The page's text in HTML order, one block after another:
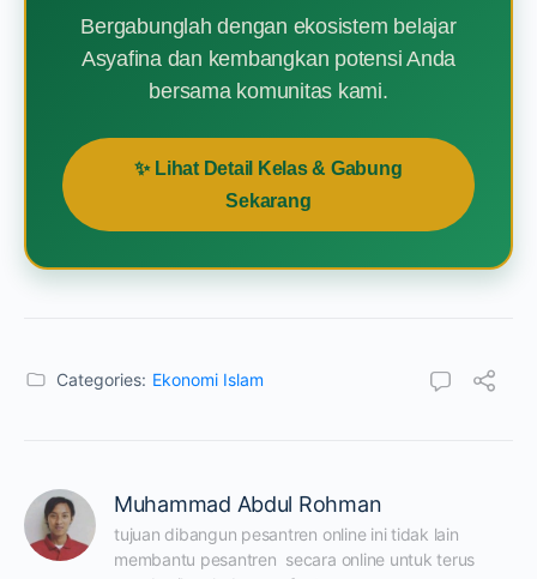
Bergabunglah dengan ekosistem belajar
Asyafina dan kembangkan potensi Anda
bersama komunitas kami.
✨ Lihat Detail Kelas & Gabung
Sekarang
Categories: Ekonomi Islam
Muhammad Abdul Rohman
tujuan dibangun pesantren online ini tidak lain
membantu pesantren  secara online untuk terus